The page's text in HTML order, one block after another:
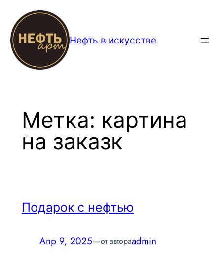
Перейти
содержимому
Нефть в искусстве
Метка: картина
на заказк
Подарок с нефтью
Апр 9, 2025—от автораadmin